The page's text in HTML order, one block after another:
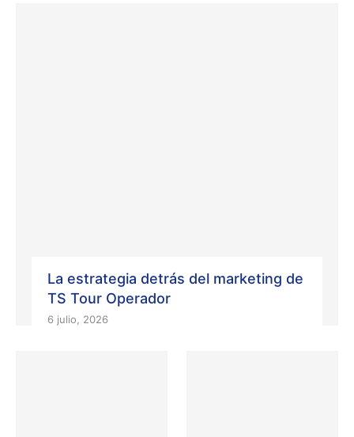
La estrategia detrás del marketing de
TS Tour Operador
6 julio, 2026